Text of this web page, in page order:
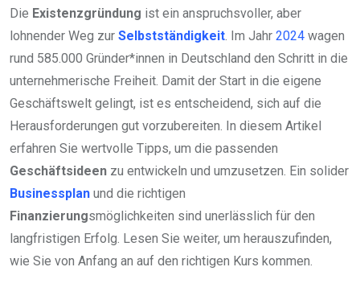
Die Existenzgründung ist ein anspruchsvoller, aber
lohnender Weg zur Selbstständigkeit. Im Jahr 2024 wagen
rund 585.000 Gründer*innen in Deutschland den Schritt in die
unternehmerische Freiheit. Damit der Start in die eigene
Geschäftswelt gelingt, ist es entscheidend, sich auf die
Herausforderungen gut vorzubereiten. In diesem Artikel
erfahren Sie wertvolle Tipps, um die passenden
Geschäftsideen zu entwickeln und umzusetzen. Ein solider
Businessplan und die richtigen
Finanzierungsmöglichkeiten sind unerlässlich für den
langfristigen Erfolg. Lesen Sie weiter, um herauszufinden,
wie Sie von Anfang an auf den richtigen Kurs kommen.